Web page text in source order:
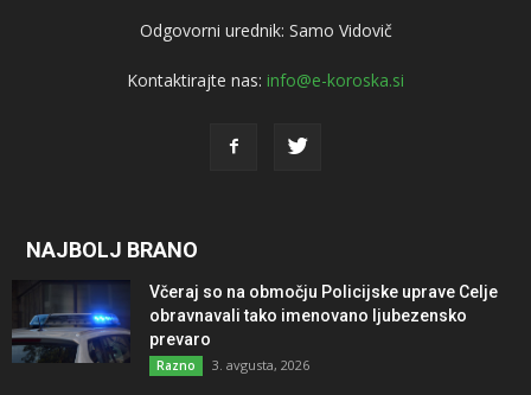
Odgovorni urednik: Samo Vidovič
Kontaktirajte nas: info@e-koroska.si
NAJBOLJ BRANO
Včeraj so na območju Policijske uprave Celje
obravnavali tako imenovano ljubezensko
prevaro
Razno 3. avgusta, 2026